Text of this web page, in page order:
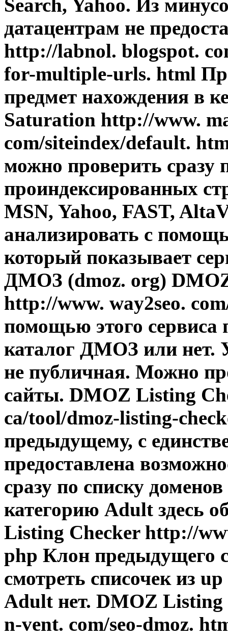
Search, Yahoo. Из
датацентрам не
http://labnol. blogspot.
for-multiple-urls. html
предмет нахождения в
Saturation http://www.
com/siteindex/default.
можно проверить сразу
проиндексированных
MSN, Yahoo, FAST,
анализировать с
который показывает
ДМОЗ (dmoz. org)
http://www. way2seo.
помощью этого сервиса
каталог ДМОЗ или нет.
не публичная. Можно
сайты. DMOZ Listing
ca/tool/dmoz-listing-
предыдущему, с
предоставлена
сразу по списку
категорию Adult здесь
Listing Checker http://
php Клон предыдущего
смотреть списочек из
Adult нет. DMOZ Listing
n-vent. com/seo-dmoz.